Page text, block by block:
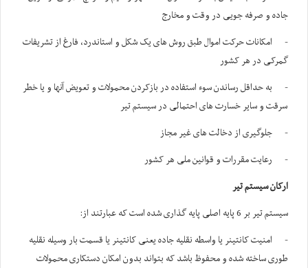
جاده و صرفه جویی در وقت و مخارج
- امکانات حرکت اموال طبق روش های یک شکل و استاندرد، فارغ از تشریفات
گمرکی در هر کشور
- به حداقل رساندن سوء استفاده در بازکردن محمولات و تعویض آنها و یا خطر
سرقت و سایر خسارت های احتمالی در سیستم تیر
- جلوگیری از دخالت های غیر مجاز
- رعایت مقررات و قوانین ملی هر کشور
ارکان سیستم تیر
سیستم تیر بر 6 پایه اصلی پایه گذاری شده است که عبارتند از:
- امنیت کانتینر یا واسطه نقلیه جاده یعنی کانتینر یا قسمت بار وسیله نقلیه
طوری ساخته شده و محفوظ باشد که بتواند بدون امکان دستکاری محمولات